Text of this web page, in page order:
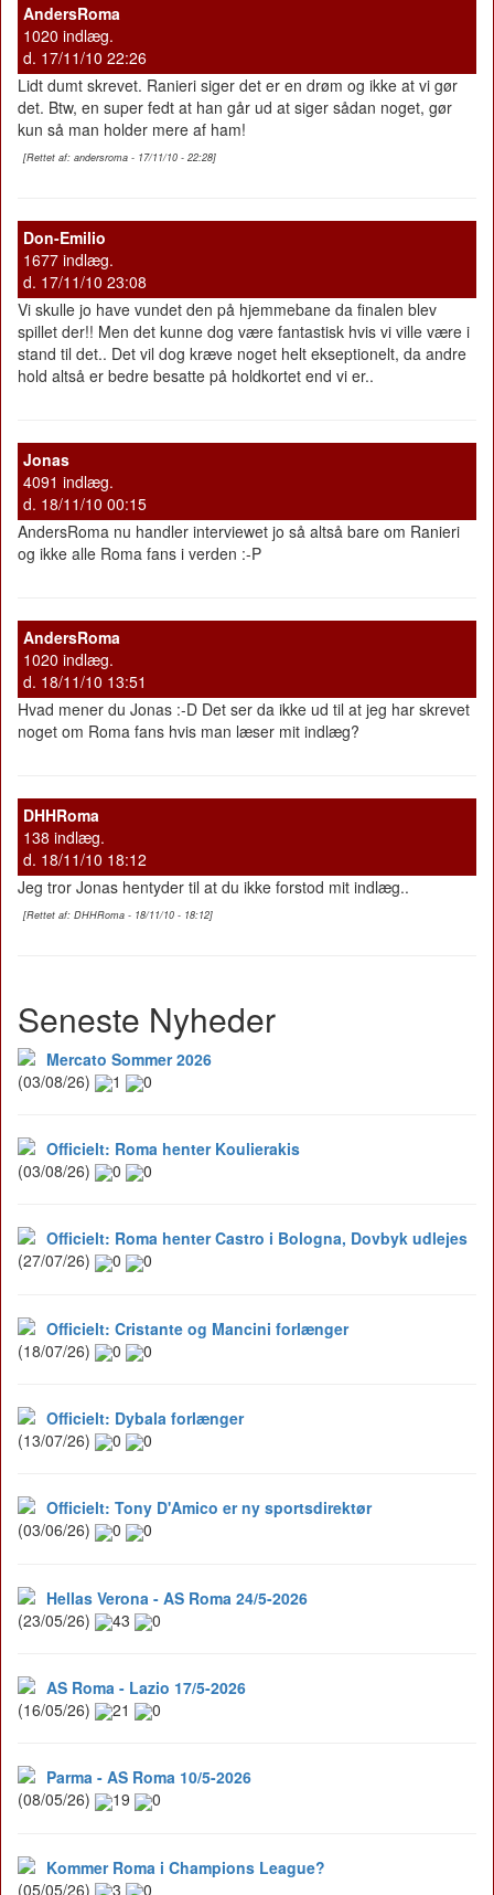
AndersRoma
1020 indlæg.
d. 17/11/10 22:26
Lidt dumt skrevet. Ranieri siger det er en drøm og ikke at vi gør
det. Btw, en super fedt at han går ud at siger sådan noget, gør
kun så man holder mere af ham!
[Rettet af: andersroma - 17/11/10 - 22:28]
Don-Emilio
1677 indlæg.
d. 17/11/10 23:08
Vi skulle jo have vundet den på hjemmebane da finalen blev
spillet der!! Men det kunne dog være fantastisk hvis vi ville være i
stand til det.. Det vil dog kræve noget helt ekseptionelt, da andre
hold altså er bedre besatte på holdkortet end vi er..
Jonas
4091 indlæg.
d. 18/11/10 00:15
AndersRoma nu handler interviewet jo så altså bare om Ranieri
og ikke alle Roma fans i verden :-P
AndersRoma
1020 indlæg.
d. 18/11/10 13:51
Hvad mener du Jonas :-D Det ser da ikke ud til at jeg har skrevet
noget om Roma fans hvis man læser mit indlæg?
DHHRoma
138 indlæg.
d. 18/11/10 18:12
Jeg tror Jonas hentyder til at du ikke forstod mit indlæg..
[Rettet af: DHHRoma - 18/11/10 - 18:12]
Seneste Nyheder
Mercato Sommer 2026
(03/08/26)
1 0
Officielt: Roma henter Koulierakis
(03/08/26)
0 0
Officielt: Roma henter Castro i Bologna, Dovbyk udlejes
(27/07/26)
0 0
Officielt: Cristante og Mancini forlænger
(18/07/26)
0 0
Officielt: Dybala forlænger
(13/07/26)
0 0
Officielt: Tony D'Amico er ny sportsdirektør
(03/06/26)
0 0
Hellas Verona - AS Roma 24/5-2026
(23/05/26)
43 0
AS Roma - Lazio 17/5-2026
(16/05/26)
21 0
Parma - AS Roma 10/5-2026
(08/05/26)
19 0
Kommer Roma i Champions League?
(05/05/26)
3 0